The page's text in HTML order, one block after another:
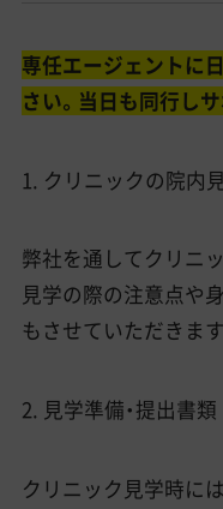
専任エージェントに
さい。当日も同行し
1. クリニックの院内
弊社を通してクリニ
見学の際の注意点や
もさせていただきま
2. 見学準備・提出書類
クリニック見学時に